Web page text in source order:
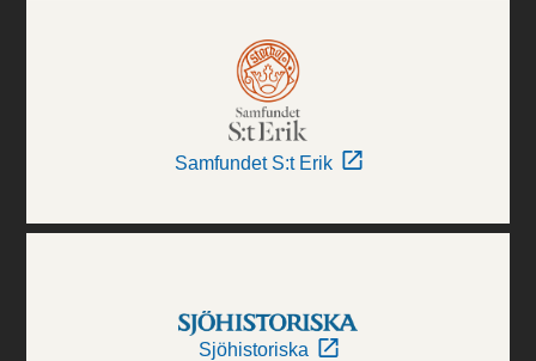
Samfundet S:t Erik
Sjöhistoriska